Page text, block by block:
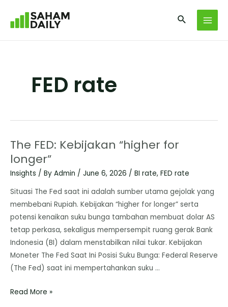
FED rate
The FED: Kebijakan “higher for
longer”
Insights / By Admin / June 6, 2026 / BI rate, FED rate
Situasi The Fed saat ini adalah sumber utama gejolak yang
membebani Rupiah. Kebijakan “higher for longer” serta
potensi kenaikan suku bunga tambahan membuat dolar AS
tetap perkasa, sekaligus mempersempit ruang gerak Bank
Indonesia (BI) dalam menstabilkan nilai tukar. Kebijakan
Moneter The Fed Saat Ini Posisi Suku Bunga: Federal Reserve
(The Fed) saat ini mempertahankan suku …
Read More »